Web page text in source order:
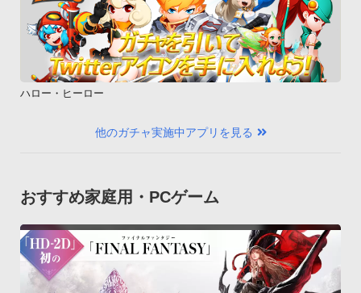
ハロー・ヒーロー
他のガチャ実施中アプリを見る
おすすめ家庭用・PCゲーム